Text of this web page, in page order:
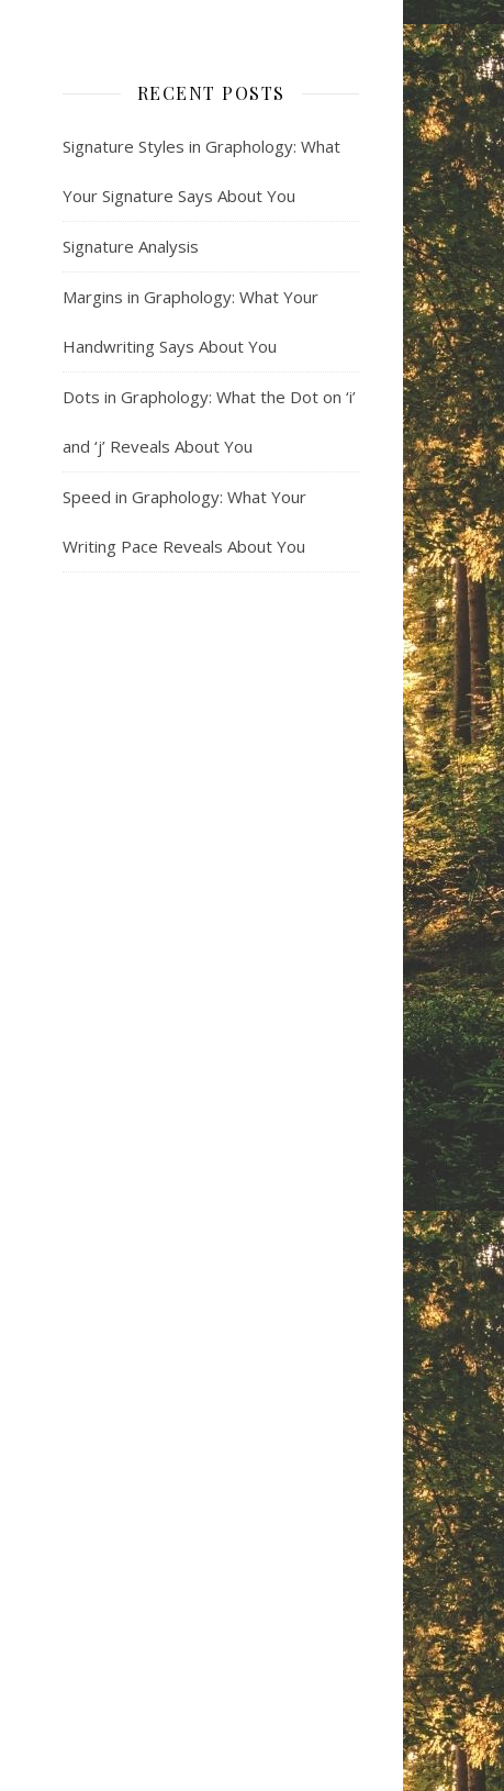
RECENT POSTS
Signature Styles in Graphology: What
Your Signature Says About You
Signature Analysis
Margins in Graphology: What Your
Handwriting Says About You
Dots in Graphology: What the Dot on ‘i’
and ‘j’ Reveals About You
Speed in Graphology: What Your
Writing Pace Reveals About You